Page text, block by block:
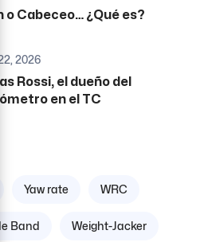
o Cabeceo… ¿Qué es?
2026
Rossi, el dueño del
en el TC
Yaw rate WRC
Band Weight-Jacker